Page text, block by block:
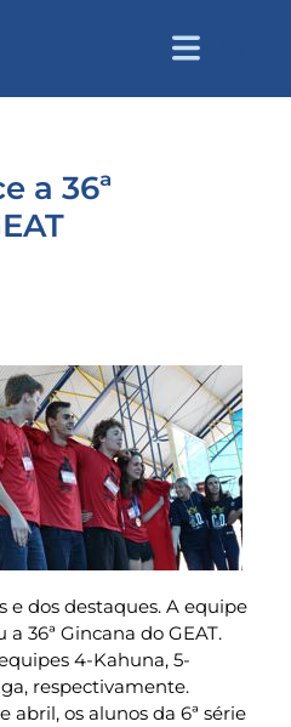
a 36ª
e dos destaques. A equipe
36ª Gincana do GEAT.
4-Kahuna, 5-
respectivamente.
abril, os alunos da 6ª série